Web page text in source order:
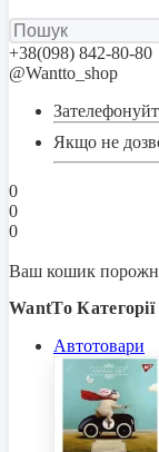
+38(098) 842-80-80
@Wantto_shop
Якщо не
0
0
0
Ваш кошик
WantTo Категорії
Автотовари